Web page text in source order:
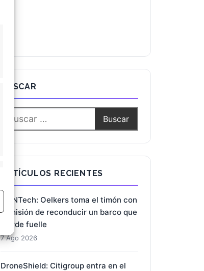
BUSCAR
ARTÍCULOS RECIENTES
BioNTech: Oelkers toma el timón con
la misión de reconducir un barco que
pierde fuelle
7 Ago 2026
DroneShield: Citigroup entra en el